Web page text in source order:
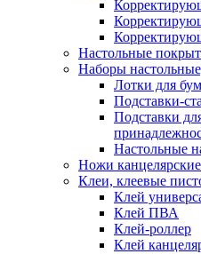
Настольные
Наборы
Лотки для
Подставки-
Подставки
Настольные
Ножи канцелярские
Клеи, клеевые
Клей
Клей ПВА
Клей-роллер
Клей